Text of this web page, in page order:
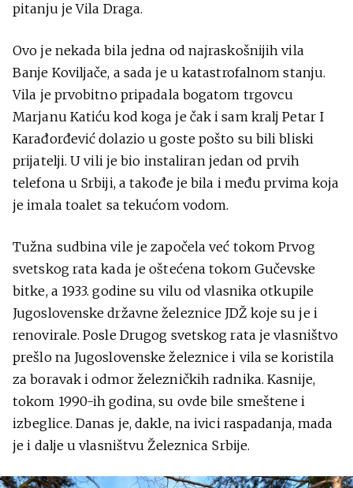
pitanju je Vila Draga.
Ovo je nekada bila jedna od najraskošnijih vila
Banje Koviljače, a sada je u katastrofalnom stanju.
Vila je prvobitno pripadala bogatom trgovcu
Marjanu Katiću kod koga je čak i sam kralj Petar I
Karađorđević dolazio u goste pošto su bili bliski
prijatelji. U vili je bio instaliran jedan od prvih
telefona u Srbiji, a takođe je bila i među prvima koja
je imala toalet sa tekućom vodom.
Tužna sudbina vile je započela već tokom Prvog
svetskog rata kada je oštećena tokom Gučevske
bitke, a 1933. godine su vilu od vlasnika otkupile
Jugoslovenske državne železnice JDŽ koje su je i
renovirale. Posle Drugog svetskog rata je vlasništvo
prešlo na Jugoslovenske železnice i vila se koristila
za boravak i odmor železničkih radnika. Kasnije,
tokom 1990-ih godina, su ovde bile smeštene i
izbeglice. Danas je, dakle, na ivici raspadanja, mada
je i dalje u vlasništvu Železnica Srbije.